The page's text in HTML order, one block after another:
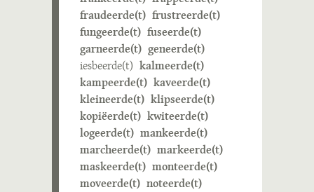
fraudeerde(t) frustreerde(t)
fungeerde(t) fuseerde(t)
garneerde(t) geneerde(t)
iesbeerde(t) kalmeerde(t)
kampeerde(t) kaveerde(t)
kleineerde(t) klipseerde(t)
kopiëerde(t) kwiteerde(t)
logeerde(t) mankeerde(t)
marcheerde(t) markeerde(t)
maskeerde(t) monteerde(t)
moveerde(t) noteerde(t)